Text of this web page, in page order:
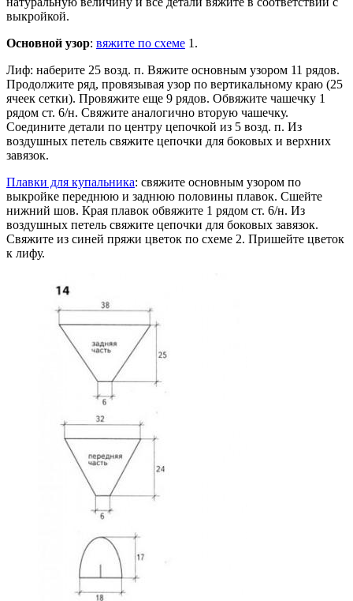
выкройкой.
Основной узор: вяжите по схеме 1.
Лиф: наберите 25 возд. п. Вяжите основным узором 11 рядов.
Продолжите ряд, провязывая узор по вертикальному краю (25
ячеек сетки). Провяжите еще 9 рядов. Обвяжите чашечку 1
рядом ст. 6/н. Свяжите аналогично вторую чашечку.
Соедините детали по центру цепочкой из 5 возд. п. Из
воздушных петель свяжите цепочки для боковых и верхних
завязок.
Плавки для купальника: свяжите основным узором по
выкройке переднюю и заднюю половины плавок. Сшейте
нижний шов. Края плавок обвяжите 1 рядом ст. 6/н. Из
воздушных петель свяжите цепочки для боковых завязок.
Свяжите из синей пряжи цветок по схеме 2. Пришейте цветок
к лифу.